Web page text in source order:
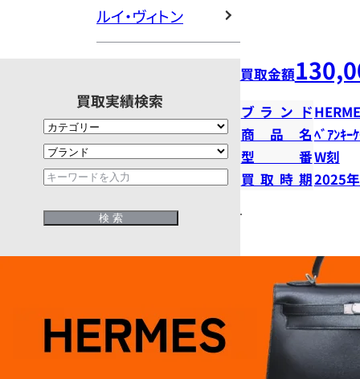
ルイ・ヴィトン
買取実績検索
買取金額
ブランド
商品名ﾍﾞｱﾝｷｰ
型番W刻
買取時期2025